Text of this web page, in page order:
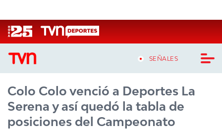
SEÑALES
CASTING MASTERCHEF CHILE
CASTING TVN VERTICAL
Colo Colo venció a Deportes La
Serena y así quedó la tabla de
posiciones del Campeonato